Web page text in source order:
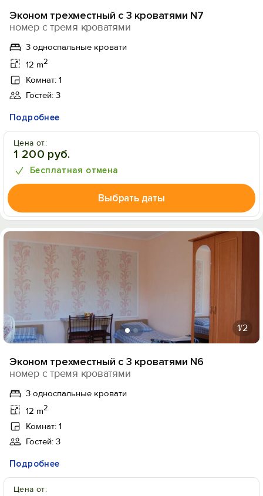
Эконом трехместный с 3 кроватями N7
номер с тремя кроватями
3 односпальные кровати
12 m2
Комнат: 1
Гостей: 3
Подробнее
Цена от:
1 200 руб.
Бесплатная отмена
Выбрать даты
1/2
Эконом трехместный с 3 кроватями N6
номер с тремя кроватями
3 односпальные кровати
12 m2
Комнат: 1
Гостей: 3
Подробнее
Цена от:
Вход на сайт